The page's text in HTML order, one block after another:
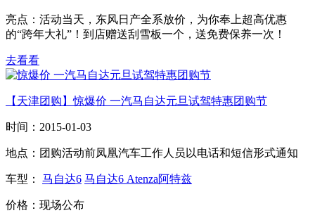
亮点： 活动当天，东风日产全系放价，为你奉上超高优惠
的“跨年大礼”！到店赠送刮雪板一个，送免费保养一次！
去看看
【天津团购】惊爆价 一汽马自达元旦试驾特惠团购节
时间： 2015-01-03
地点： 团购活动前凤凰汽车工作人员以电话和短信形式通知
车型： 马自达6 马自达6 Atenza阿特兹
价格： 现场公布